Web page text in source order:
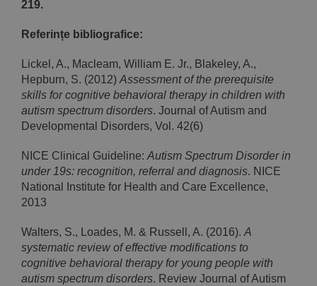
219.
Referințe bibliografice:
Lickel, A., Macleam, William E. Jr., Blakeley, A.,
Hepburn, S. (2012) Assessment of the prerequisite
skills for cognitive behavioral therapy in children with
autism spectrum disorders. Journal of Autism and
Developmental Disorders, Vol. 42(6)
NICE Clinical Guideline: Autism Spectrum Disorder in
under 19s: recognition, referral and diagnosis. NICE
National Institute for Health and Care Excellence,
2013
Walters, S., Loades, M. & Russell, A. (2016). A
systematic review of effective modifications to
cognitive behavioral therapy for young people with
autism spectrum disorders. Review Journal of Autism